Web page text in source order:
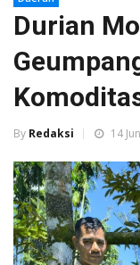
Durian
By Redaksi 14